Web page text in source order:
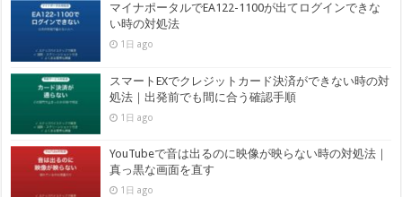
マイナポータルでEA122-1100が出てログインできな
い時の対処法
1日 ago
スマートEXでクレジットカード決済ができない時の対
処法｜出発前でも間に合う確認手順
1日 ago
YouTubeで音は出るのに映像が映らない時の対処法｜
真っ黒な画面を直す
1日 ago